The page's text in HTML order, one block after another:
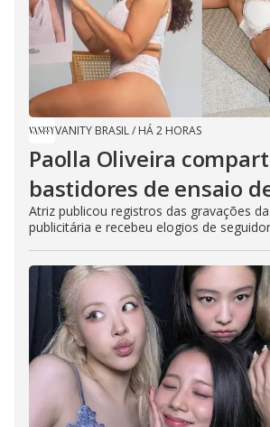
VANITY BRASIL/ HÁ 2 HORAS
Paolla Oliveira
bastidores de ensaio
Atriz publicou registros das gravações
publicitária e recebeu elogios de